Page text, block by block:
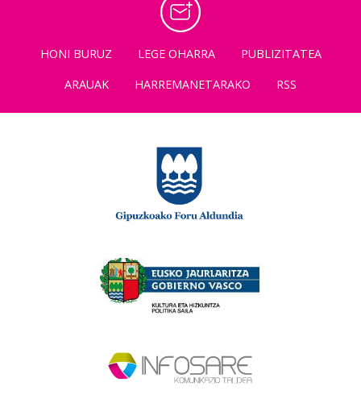
HONI BURUZ LEGE OHARRA
PUBLIZITATEA
ARAUAK
HARREMANETARAKO RSS